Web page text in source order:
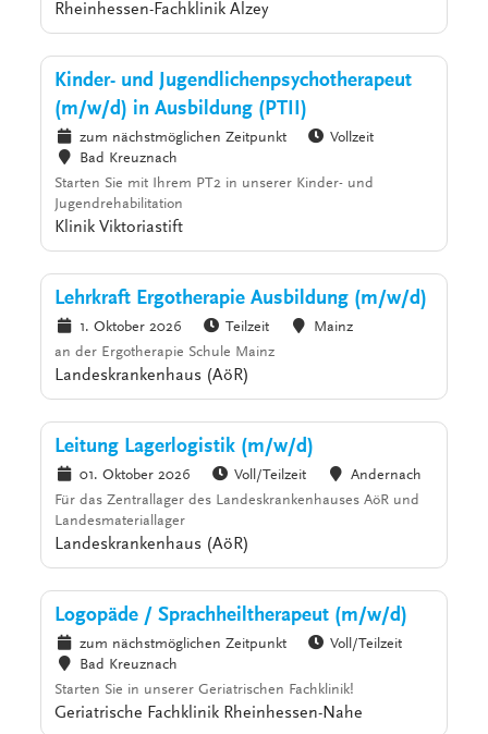
Rheinhessen-Fachklinik Alzey
Kinder- und Jugendlichenpsychotherapeut
(m/w/d) in Ausbildung (PTII)
zum nächstmöglichen Zeitpunkt
Vollzeit
Bad Kreuznach
Starten Sie mit Ihrem PT2 in unserer Kinder- und
Jugendrehabilitation
Klinik Viktoriastift
Lehrkraft Ergotherapie Ausbildung (m/w/d)
1. Oktober 2026 Teilzeit
Mainz
an der Ergotherapie Schule Mainz
Landeskrankenhaus (AöR)
Leitung Lagerlogistik (m/w/d)
01. Oktober 2026 Voll/Teilzeit
Andernach
Für das Zentrallager des Landeskrankenhauses AöR und
Landesmateriallager
Landeskrankenhaus (AöR)
Logopäde / Sprachheiltherapeut (m/w/d)
zum nächstmöglichen Zeitpunkt
Voll/Teilzeit
Bad Kreuznach
Starten Sie in unserer Geriatrischen Fachklinik!
Geriatrische Fachklinik Rheinhessen-Nahe